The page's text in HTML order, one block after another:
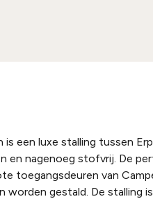
is een luxe stalling tussen
en nagenoeg stofvrij. De
toegangsdeuren van
worden gestald. De stalling